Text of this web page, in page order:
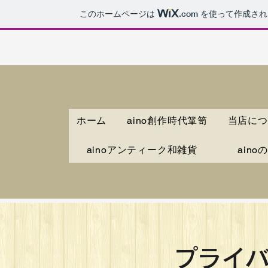
このホームページは .com を使って作成さ
ホーム aino創作時代箪笥 当店に
ainoアンティーク和雑貨 aino
プライ